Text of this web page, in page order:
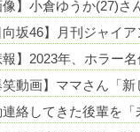
NEW!
NEW!
NEW!